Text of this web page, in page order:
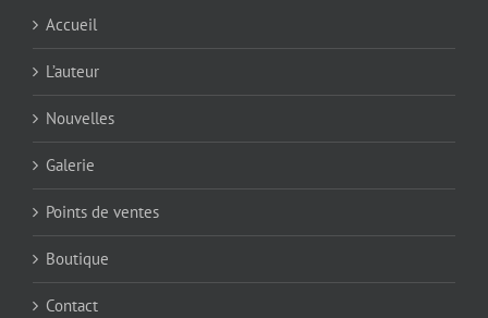
Accueil
L’auteur
Nouvelles
Galerie
Points de ventes
Boutique
Contact